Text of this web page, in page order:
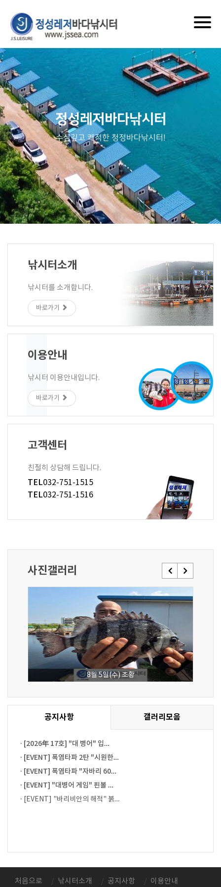
정성레저바다낚시터
수심깊고 쾌적한 청정바다낚시터!
낚시터소개
낚시터를 소개합니다.
바로가기
이용안내
낚시터 이용안내입니다.
바로가기
고객센터
친절히 상담해 드립니다.
TEL032-751-1515
TEL032-751-1516
사진갤러리
8월 5일(수) 조황
공지사항 갤러리모음
· [2026年 17호] "대 병어" 입…
· [EVENT] 폭염타파 2탄 "시원한…
· [EVENT] 폭염타파 "자바리 60…
· [EVENT] "대병어 게임" 핀볼 …
· [EVENT] "바리비안의 해적" 붉…
처음으로 낚시터소개 공지사항 이용안내